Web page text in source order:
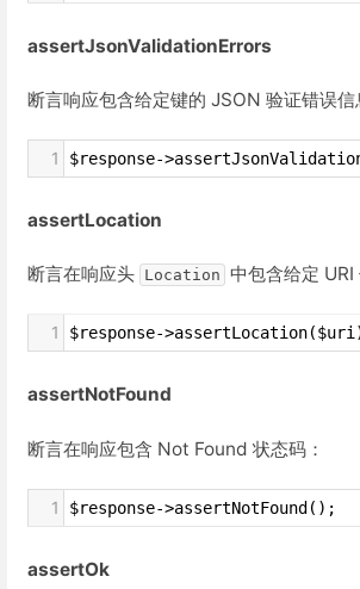
assertJsonValidationErrors
断言响应包含给定键的 JSON 验证错误信
1 $response-
assertLocation
断言在响应头 Location 中包含给定 URI
1 $response-
assertNotFound
断言在响应包含 Not Found 状态码：
1 $response->assertNotFound();
assertOk